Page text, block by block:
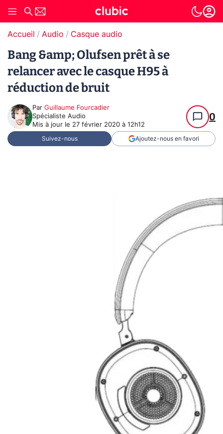
Accueil Audio Casque audio
Bang &amp; Olufsen prêt à se
relancer avec le casque H95 à
réduction de bruit
Par Guillaume Fourcadier
Spécialiste Audio
Mis à jour le 27 février 2020 à 12h12
0
Suivez-nous Ajoutez-nous en favori